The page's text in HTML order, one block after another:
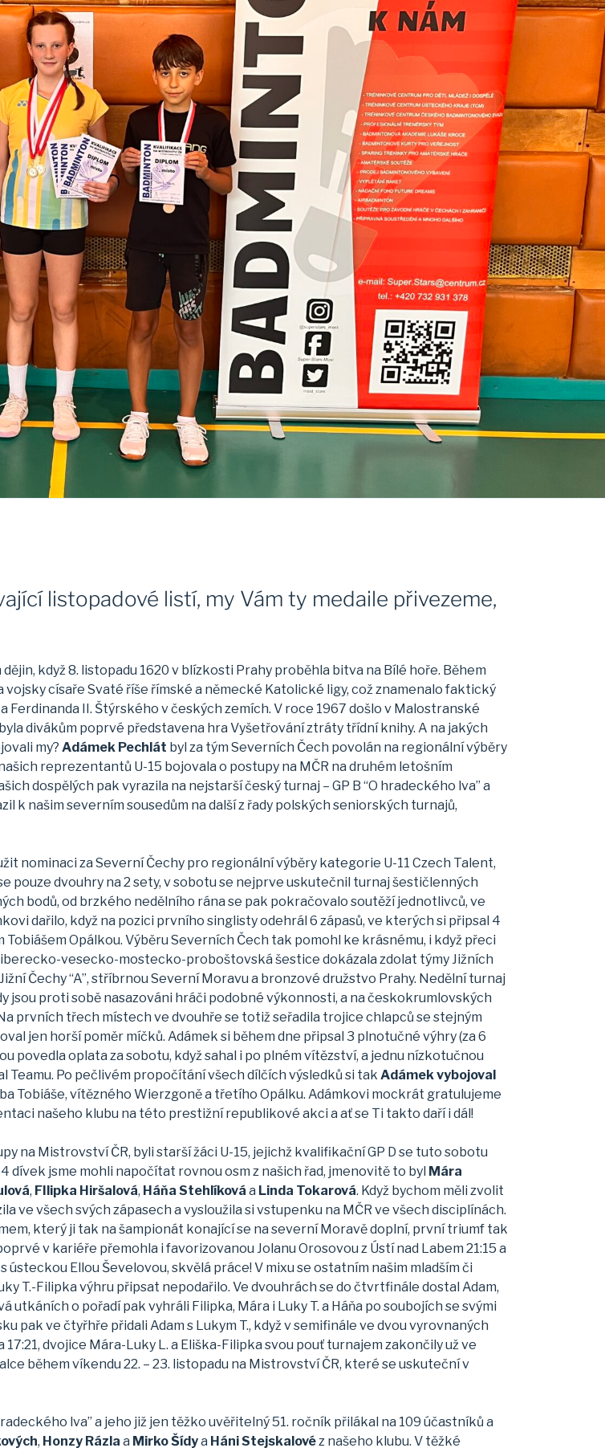
listopadové listí, my Vám ty medaile přivezeme,
když 8. listopadu 1620 v blízkosti Prahy proběhla bitva na Bílé hoře. Během
císaře Svaté říše římské a německé Katolické ligy, což znamenalo faktický
II. Štýrského v českých zemích. V roce 1967 došlo v Malostranské
divákům poprvé představena hra Vyšetřování ztráty třídní knihy. A na jakých
my? Adámek Pechlát byl za tým Severních Čech povolán na regionální výběry
reprezentantů U-15 bojovala o postupy na MČR na druhém letošním
dospělých pak vyrazila na nejstarší český turnaj – GP B “O hradeckého lva” a
k našim severním sousedům na další z řady polských seniorských turnajů,
nominaci za Severní Čechy pro regionální výběry kategorie U-11 Czech Talent,
pouze dvouhry na 2 sety, v sobotu se nejprve uskutečnil turnaj šestičlenných
bodů, od brzkého nedělního rána se pak pokračovalo soutěží jednotlivců, ve
dařilo, když na pozici prvního singlisty odehrál 6 zápasů, ve kterých si připsal 4
Opálkou. Výběru Severních Čech tak pomohl ke krásnému, i když přeci
vesecko-mostecko-proboštovská šestice dokázala zdolat týmy Jižních
Čechy “A”, stříbrnou Severní Moravu a bronzové družstvo Prahy. Nedělní turnaj
jsou proti sobě nasazováni hráči podobné výkonnosti, a na českokrumlovských
prvních třech místech ve dvouhře se totiž seřadila trojice chlapců se stejným
jen horší poměr míčků. Adámek si během dne připsal 3 plnotučné výhry (za 6
povedla oplata za sobotu, když sahal i po plném vítězství, a jednu nízkotučnou
Teamu. Po pečlivém propočítání všech dílčích výsledků si tak Adámek vybojoval
Tobiáše, vítězného Wierzgoně a třetího Opálku. Adámkovi mockrát gratulujeme
našeho klubu na této prestižní republikové akci a ať se Ti takto daří i dál!
na Mistrovství ČR, byli starší žáci U-15, jejichž kvalifikační GP D se tuto sobotu
dívek jsme mohli napočítat rovnou osm z našich řad, jmenovitě to byl Mára
, FIlipka Hiršalová, Háňa Stehlíková a Linda Tokarová. Když bychom měli zvolit
ve všech svých zápasech a vysloužila si vstupenku na MČR ve všech disciplínách.
který ji tak na šampionát konající se na severní Moravě doplní, první triumf tak
v kariéře přemohla i favorizovanou Jolanu Orosovou z Ústí nad Labem 21:15 a
Ellou Ševelovou, skvělá práce! V mixu se ostatním našim mladším či
T.-Filipka výhru připsat nepodařilo. Ve dvouhrách se do čtvrtfinále dostal Adam,
utkáních o pořadí pak vyhráli Filipka, Mára i Luky T. a Háňa po soubojích se svými
pak ve čtyřhře přidali Adam s Lukym T., když v semifinále ve dvou vyrovnaných
dvojice Mára-Luky L. a Eliška-Filipka svou pouť turnajem zakončily už ve
během víkendu 22. – 23. listopadu na Mistrovství ČR, které se uskuteční v
lva” a jeho již jen těžko uvěřitelný 51. ročník přilákal na 109 účastníků a
, Honzy Rázla a Mirko Šídya Háni Stejskalovéz našeho klubu. V těžké